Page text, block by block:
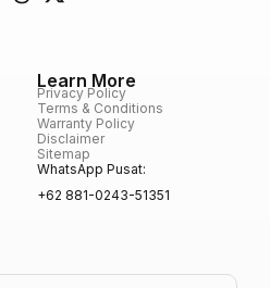
Learn More
Privacy Policy
Terms & Conditions
Warranty Policy
Disclaimer
Sitemap
WhatsApp Pusat:
+62 881-0243-51351